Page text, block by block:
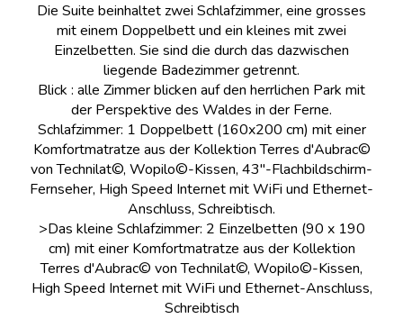
Die Suite beinhaltet zwei Schlafzimmer, eine grosses
mit einem Doppelbett und ein kleines mit zwei
Einzelbetten. Sie sind die durch das dazwischen
liegende Badezimmer getrennt.
Blick : alle Zimmer blicken auf den herrlichen Park mit
der Perspektive des Waldes in der Ferne.
Schlafzimmer: 1 Doppelbett (160x200 cm) mit einer
Komfortmatratze aus der Kollektion Terres d'Aubrac©
von Technilat©, Wopilo©-Kissen, 43"-Flachbildschirm-
Fernseher, High Speed Internet mit WiFi und Ethernet-
Anschluss, Schreibtisch.
>Das kleine Schlafzimmer: 2 Einzelbetten (90 x 190
cm) mit einer Komfortmatratze aus der Kollektion
Terres d'Aubrac© von Technilat©, Wopilo©-Kissen,
High Speed Internet mit WiFi und Ethernet-Anschluss,
Schreibtisch